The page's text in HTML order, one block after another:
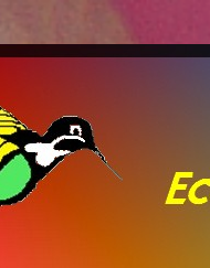
Colibris